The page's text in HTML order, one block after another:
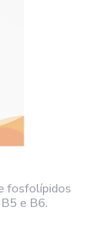
fosfolípidos
e B6.